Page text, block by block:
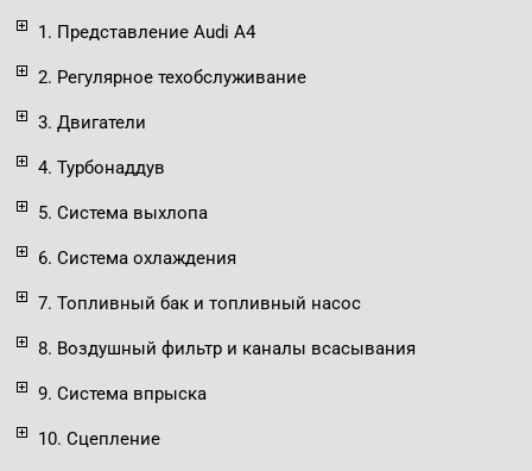
1. Представление Audi A4
2. Регулярное техобслуживание
3. Двигатели
4. Турбонаддув
5. Система выхлопа
6. Система охлаждения
7. Топливный бак и топливный насос
8. Воздушный фильтр и каналы всасывания
9. Система впрыска
10. Сцепление